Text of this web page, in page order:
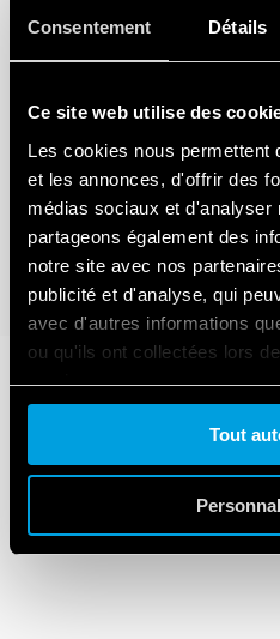
Consentement Détails
Ce site web utilise des
Les cookies nous permettent
et les annonces, d'offrir des
médias sociaux et d'analyser
partageons également des
notre site avec nos
publicité et d'analyse, qui
avec d'autres informations
ou qu'ils ont collectées lors
services.
Tout